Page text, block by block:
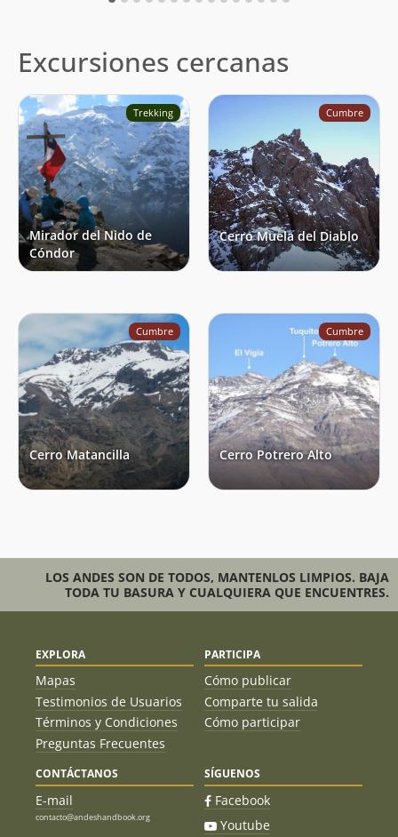
Excursiones cercanas
Trekking
Mirador del Nido de
Cóndor
Cumbre
Cerro Muela del Diablo
Cumbre
Cerro Matancilla
Cumbre
Cerro Potrero Alto
LOS ANDES SON DE TODOS, MANTENLOS LIMPIOS. BAJA
TODA TU BASURA Y CUALQUIERA QUE ENCUENTRES.
EXPLORA
Mapas
Testimonios de Usuarios
Términos y Condiciones
Preguntas Frecuentes
PARTICIPA
Cómo publicar
Comparte tu salida
Cómo participar
CONTÁCTANOS
E-mail
contacto@andeshandbook.org
SÍGUENOS
Facebook
Youtube